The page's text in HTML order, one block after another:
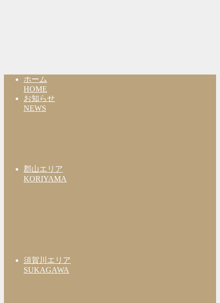
ホーム
HOME
お知らせ
NEWS
郡山エリア
KORIYAMA
須賀川エリア
SUKAGAWA